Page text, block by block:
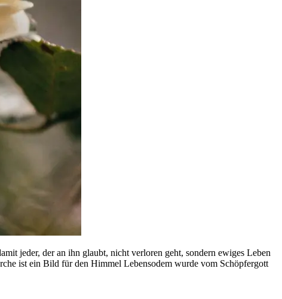
jeder, der an ihn glaubt, nicht verloren geht, sondern ewiges Leben
ist ein Bild für den Himmel Lebensodem wurde vom Schöpfergott